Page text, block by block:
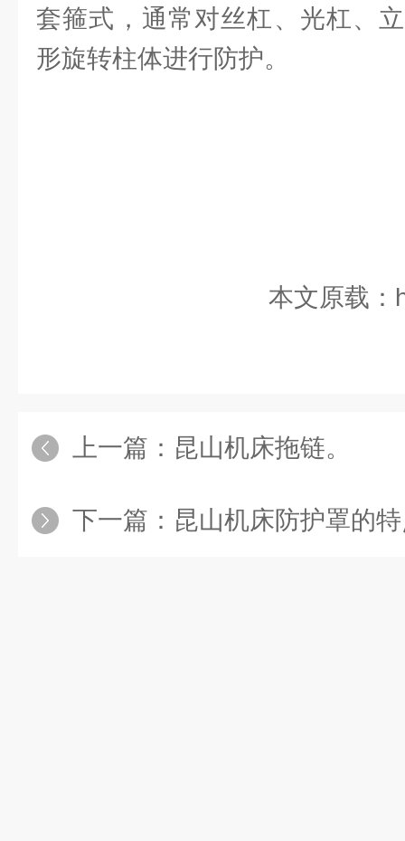
套箍式，通常对丝杠、光杠、
形旋转柱体进行防护。
本文原载：
上一篇： 昆山机床拖链。
下一篇： 昆山机床防护罩的